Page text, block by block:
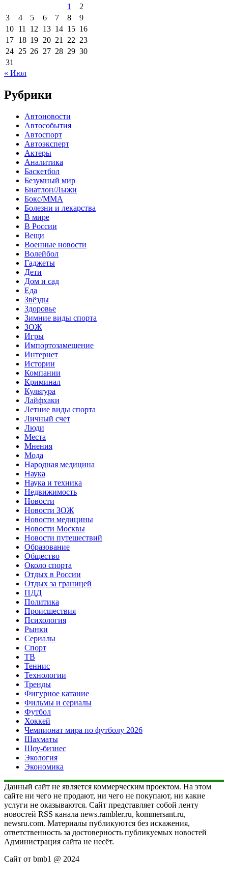
1
2
3
4 5 6 7 8
9
10 11 12 13 14 15 16
17 18 19 20 21 22 23
24 25 26 27 28 29 30
31
« Июл
Рубрики
Автоновости
Автособытия
Автоспорт
Автоэксперт
Актеры
Аналитика
Баскетбол
Безумный мир
Биатлон/Лыжи
Бокс/MMA
Болезни и лекарства
В мире
В России
Вещи
Военные новости
Волейбол
Гаджеты
Дети
Дом и сад
Еда
Звёзды
Здоровье
Зимние виды спорта
ЗОЖ
Игры
Импортозамещение
Интернет
Истории
Компании
Криминал
Культура
Лайфхаки
Летние виды спорта
Личный счет
Люди
Места
Мнения
Мода
Народная медицина
Наука
Наука и техника
Недвижимость
Новости
Новости ЗОЖ
Новости медицины
Новости Москвы
Новости путешествий
Образование
Общество
Около спорта
Отдых в России
Отдых за границей
ПДД
Политика
Происшествия
Психология
Рынки
Сериалы
Спорт
ТВ
Теннис
Технологии
Тренды
Фигурное катание
Фильмы и сериалы
Футбол
Хоккей
Чемпионат мира по футболу 2026
Шахматы
Шоу-бизнес
Экология
Экономика
Данный сайт не является коммерческим проектом. На этом
сайте ни чего не продают, ни чего не покупают, ни какие
услуги не оказываются. Сайт представляет собой ленту
новостей RSS канала news.rambler.ru, kommersant.ru,
newsru.com. Материалы публикуются без искажения,
ответственность за достоверность публикуемых новостей
Администрация сайта не несёт.
Сайт от bmb1 @ 2024